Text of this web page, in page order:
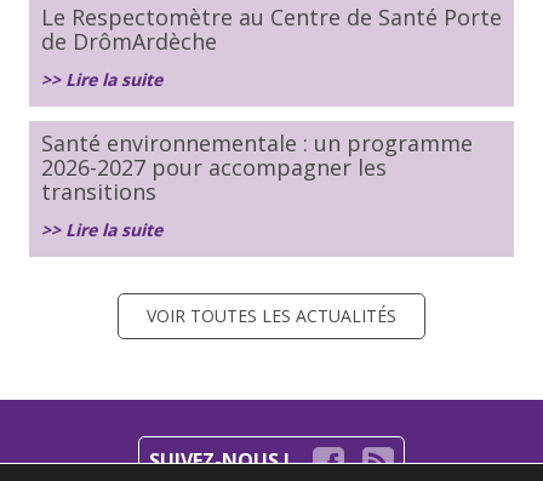
Le Respectomètre au Centre de Santé Porte
de DrômArdèche
>> Lire la suite
Santé environnementale : un programme
2026-2027 pour accompagner les
transitions
>> Lire la suite
VOIR TOUTES LES ACTUALITÉS
SUIVEZ-NOUS !